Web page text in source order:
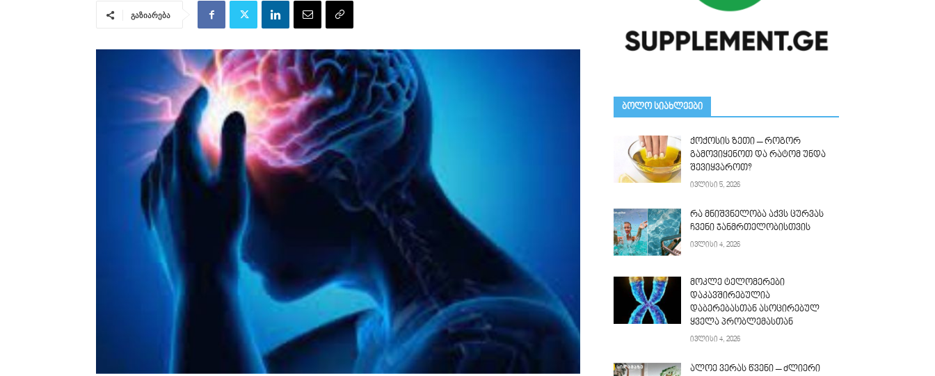
გაზიარება
ᲑᲝᲚᲝ ᲡᲘᲐᲮᲚᲔᲔᲑᲘ
ქოქოსის ზეთი – როგორ
გამოვიყენოთ და რატომ უნდა
შევიყვაროთ?
ივლისი 5, 2026
რა მნიშვნელობა აქვს ცურვას
ჩვენი ჯანმრთელობისთვის
ივლისი 4, 2026
მოკლე ტელომერები
დაკავშირებულია
დაბერებასთან ასოცირებულ
ყველა პრობლემასთან
ივლისი 4, 2026
ალოე ვერას წვენი – ძლიერი